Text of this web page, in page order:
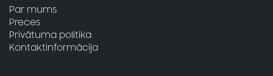
Par mums
Preces
Privātuma politika
Kontaktinformācija